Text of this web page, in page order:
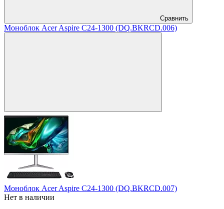
Сравнить
Моноблок Acer Aspire C24-1300 (DQ.BKRCD.006)
Моноблок Acer Aspire C24-1300 (DQ.BKRCD.007)
Нет в наличии